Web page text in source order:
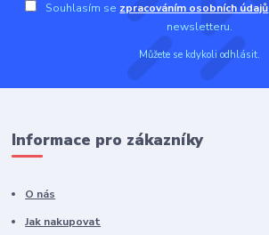
Souhlasím se zpracováním osobních údajů
newsletteru.
Můžete se kdykoli odhlásit.
Informace pro zákazníky
O nás
Jak nakupovat